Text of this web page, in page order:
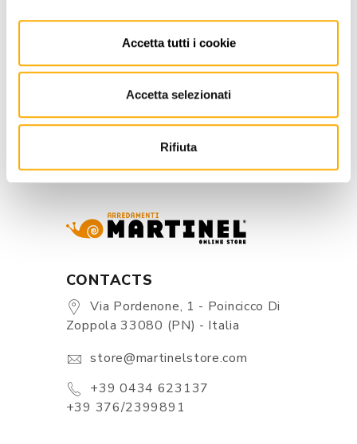
Accetta tutti i cookie
Accetta selezionati
Rifiuta
INFORMATION
BEST PRICE GUARANTEED
CONTACTS
Via Pordenone, 1 - Poincicco Di
Zoppola 33080 (PN) - Italia
store@martinelstore.com
+39 0434 623137
+39 376/2399891